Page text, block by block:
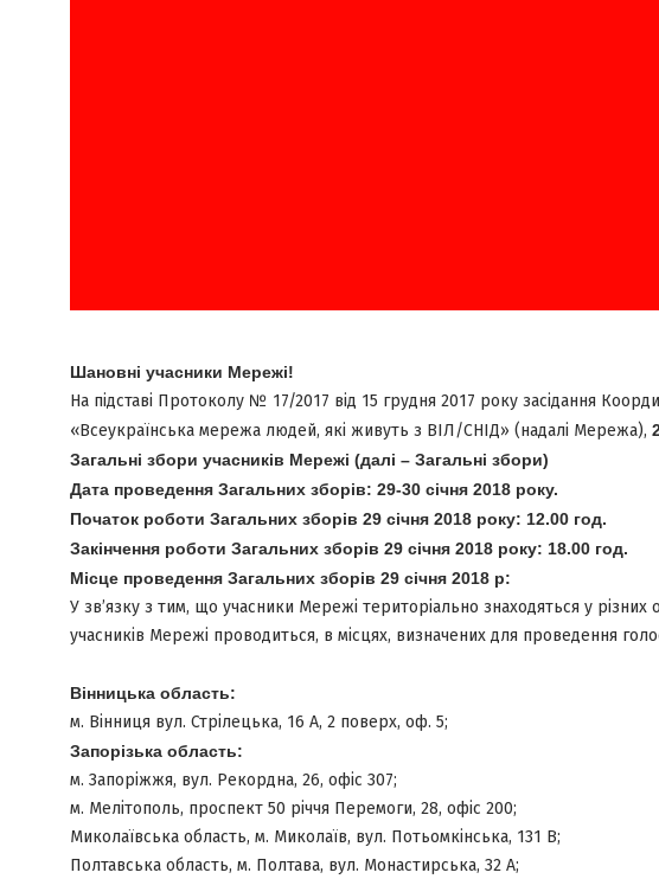
Шановні учасники Мережі!
На підставі Протоколу № 17/2017 від 15 грудня 2017 року засідання
«Всеукраїнська мережа людей, які живуть з ВІЛ/СНІД» (надалі Мережа),
Загальні збори учасників Мережі (далі – Загальні збори)
Дата проведення Загальних зборів: 29-30 січня 2018 року.
Початок роботи Загальних зборів 29 січня 2018 року: 12.00 год.
Закінчення роботи Загальних зборів 29 січня 2018 року: 18.00 год.
Місце проведення Загальних зборів 29 січня 2018 р:
У зв’язку з тим, що учасники Мережі територіально знаходяться у різних
учасників Мережі проводиться, в місцях, визначених для проведення
Вінницька область:
м. Вінниця вул. Стрілецька, 16 А, 2 поверх, оф. 5;
Запорізька область:
м. Запоріжжя, вул. Рекордна, 26, офіс 307;
м. Мелітополь, проспект 50 річчя Перемоги, 28, офіс 200;
Миколаївська область, м. Миколаїв, вул. Потьомкінська, 131 В;
Полтавська область, м. Полтава, вул. Монастирська, 32 А;